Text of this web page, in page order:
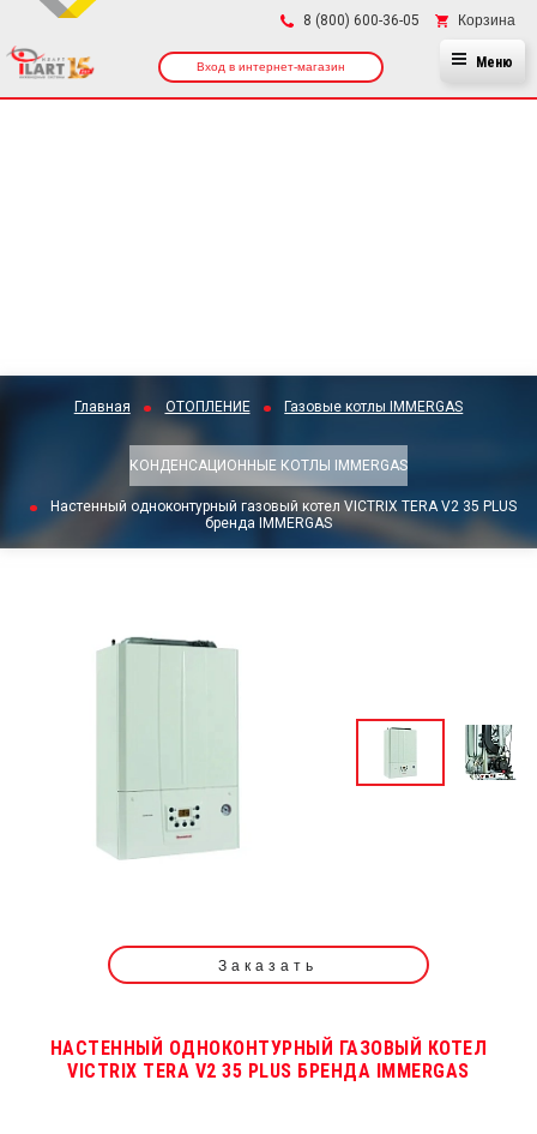
8 (800) 600-36-05 Корзина
Вход в интернет-магазин Меню
Главная ОТОПЛЕНИЕ Газовые котлы IMMERGAS
КОНДЕНСАЦИОННЫЕ КОТЛЫ IMMERGAS
Настенный одноконтурный газовый котел VICTRIX TERA V2 35 PLUS
бренда IMMERGAS
Заказать
НАСТЕННЫЙ ОДНОКОНТУРНЫЙ ГАЗОВЫЙ КОТЕЛ
VICTRIX TERA V2 35 PLUS БРЕНДА IMMERGAS
×